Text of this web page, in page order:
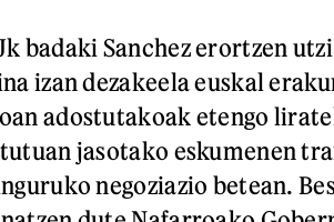
badaki Sanchez erortzen
izan dezakeela euskal
adostutakoak etengo
jasotako eskumenen
negoziazio betean.